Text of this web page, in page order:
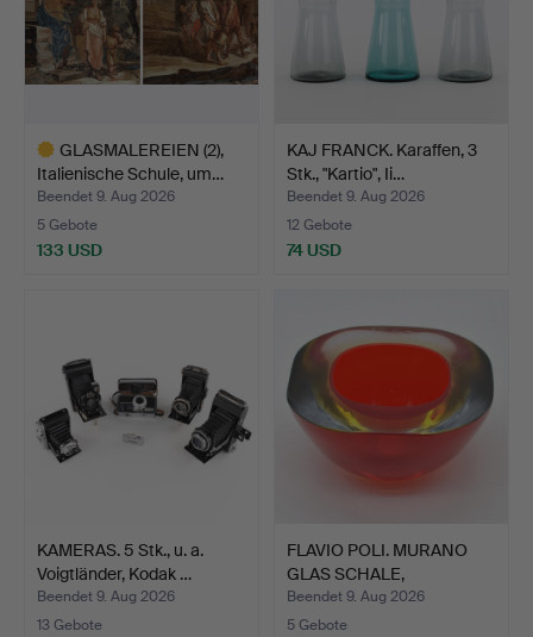
GLASMALEREIEN (2),
Italienische Schule, um…
Beendet 9. Aug 2026
5 Gebote
133 USD
KAJ FRANCK. Karaffen, 3
Stk., "Kartio", Ii…
Beendet 9. Aug 2026
12 Gebote
74 USD
KAMERAS. 5 Stk., u. a.
Voigtländer, Kodak …
Beendet 9. Aug 2026
13 Gebote
FLAVIO POLI. MURANO
GLAS SCHALE,
MEHRFACHE…
Beendet 9. Aug 2026
5 Gebote